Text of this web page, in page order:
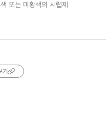
또는 미황색의 시럽제